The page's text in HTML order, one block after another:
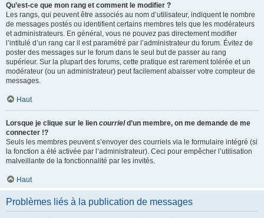
Qu’est-ce que mon rang et comment le modifier ?
Les rangs, qui peuvent être associés au nom d’utilisateur, indiquent le nombre
de messages postés ou identifient certains membres tels que les modérateurs
et administrateurs. En général, vous ne pouvez pas directement modifier
l’intitulé d’un rang car il est paramétré par l’administrateur du forum. Évitez de
poster des messages sur le forum dans le seul but de passer au rang
supérieur. Sur la plupart des forums, cette pratique est rarement tolérée et un
modérateur (ou un administrateur) peut facilement abaisser votre compteur de
messages.
Haut
Lorsque je clique sur le lien courrield’un membre, on me demande de me
connecter !?
Seuls les membres peuvent s’envoyer des courriels via le formulaire intégré (si
la fonction a été activée par l’administrateur). Ceci pour empêcher l’utilisation
malveillante de la fonctionnalité par les invités.
Haut
Problèmes liés à la publication de messages